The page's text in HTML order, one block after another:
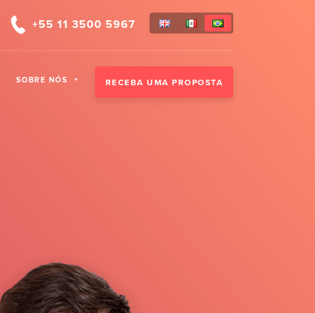
+55 11 3500 5967
SOBRE NÓS RECEBA UMA PROPOSTA